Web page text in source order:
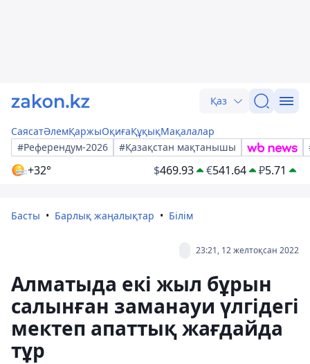
Қаз
СаясатӘлемҚаржыОқиғаҚұқықМақалалар
#Референдум-2026
#Қазақстан мақтанышы
+32° $469.93 €541.64 ₽5.71
Басты Барлық жаңалықтар Білім
23:21, 12 желтоқсан 2022
Алматыда екі жыл бұрын
салынған заманауи үлгідегі
мектеп апаттық жағдайда
тұр